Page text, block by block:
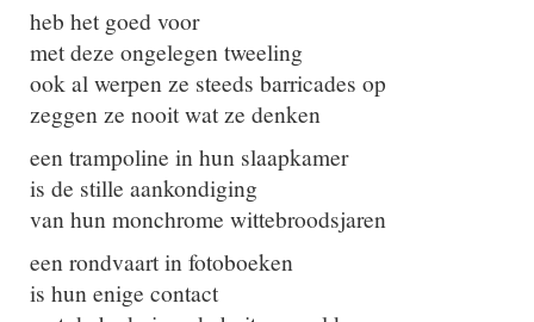
heb het goed voor
met deze ongelegen tweeling
ook al werpen ze steeds barricades op
zeggen ze nooit wat ze denken
een trampoline in hun slaapkamer
is de stille aankondiging
van hun monchrome wittebroodsjaren
een rondvaart in fotoboeken
is hun enige contact